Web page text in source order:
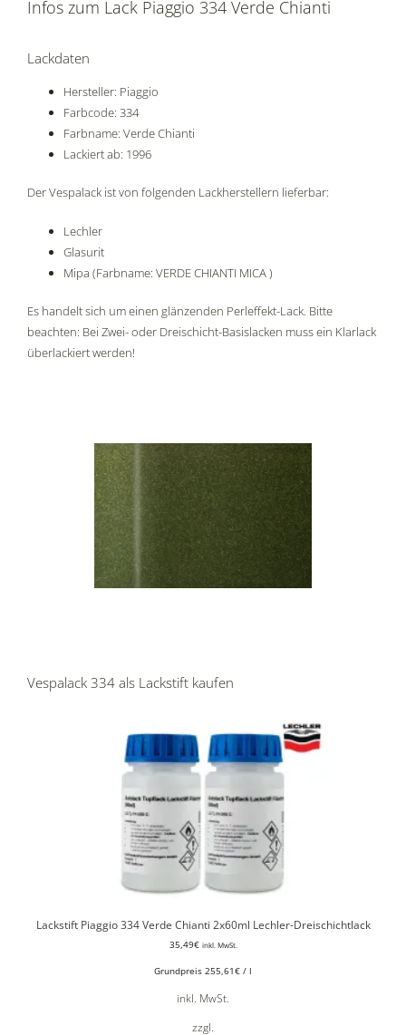
Infos zum Lack Piaggio 334 Verde Chianti
Lackdaten
Hersteller: Piaggio
Farbcode: 334
Farbname: Verde Chianti
Lackiert ab: 1996
Der Vespalack ist von folgenden Lackherstellern lieferbar:
Lechler
Glasurit
Mipa (Farbname: VERDE CHIANTI MICA )
Es handelt sich um einen glänzenden Perleffekt-Lack. Bitte
beachten: Bei Zwei- oder Dreischicht-Basislacken muss ein Klarlack
überlackiert werden!
Vespalack 334 als Lackstift kaufen
Lackstift Piaggio 334 Verde Chianti 2x60ml Lechler-Dreischichtlack
35,49€ inkl. MwSt.
Grundpreis 255,61€ / l
inkl. MwSt.
zzgl.